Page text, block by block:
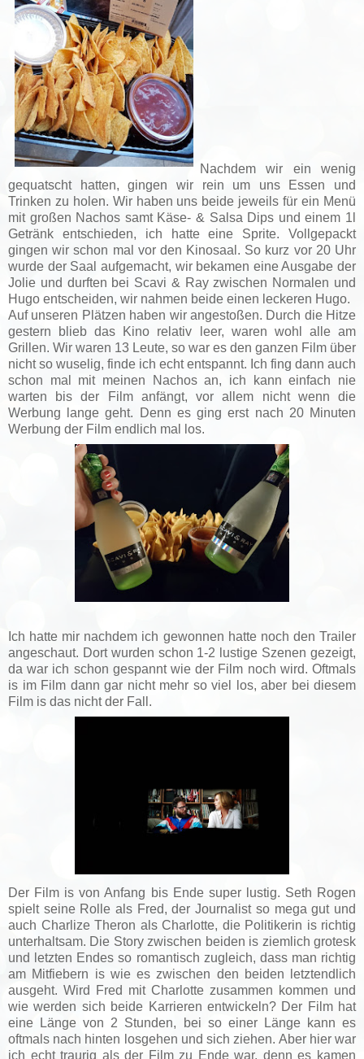
Nachdem wir ein wenig
gequatscht hatten, gingen wir rein um uns Essen und
Trinken zu holen. Wir haben uns beide jeweils für ein Menü
mit großen Nachos samt Käse- & Salsa Dips und einem 1l
Getränk entschieden, ich hatte eine Sprite. Vollgepackt
gingen wir schon mal vor den Kinosaal. So kurz vor 20 Uhr
wurde der Saal aufgemacht, wir bekamen eine Ausgabe der
Jolie und durften bei Scavi & Ray zwischen Normalen und
Hugo entscheiden, wir nahmen beide einen leckeren Hugo.
Auf unseren Plätzen haben wir angestoßen. Durch die Hitze
gestern blieb das Kino relativ leer, waren wohl alle am
Grillen. Wir waren 13 Leute, so war es den ganzen Film über
nicht so wuselig, finde ich echt entspannt. Ich fing dann auch
schon mal mit meinen Nachos an, ich kann einfach nie
warten bis der Film anfängt, vor allem nicht wenn die
Werbung lange geht. Denn es ging erst nach 20 Minuten
Werbung der Film endlich mal los.
Ich hatte mir nachdem ich gewonnen hatte noch den Trailer
angeschaut. Dort wurden schon 1-2 lustige Szenen gezeigt,
da war ich schon gespannt wie der Film noch wird. Oftmals
is im Film dann gar nicht mehr so viel los, aber bei diesem
Film is das nicht der Fall.
Der Film is von Anfang bis Ende super lustig. Seth Rogen
spielt seine Rolle als Fred, der Journalist so mega gut und
auch Charlize Theron als Charlotte, die Politikerin is richtig
unterhaltsam. Die Story zwischen beiden is ziemlich grotesk
und letzten Endes so romantisch zugleich, dass man richtig
am Mitfiebern is wie es zwischen den beiden letztendlich
ausgeht. Wird Fred mit Charlotte zusammen kommen und
wie werden sich beide Karrieren entwickeln? Der Film hat
eine Länge von 2 Stunden, bei so einer Länge kann es
oftmals nach hinten losgehen und sich ziehen. Aber hier war
ich echt traurig als der Film zu Ende war, denn es kamen